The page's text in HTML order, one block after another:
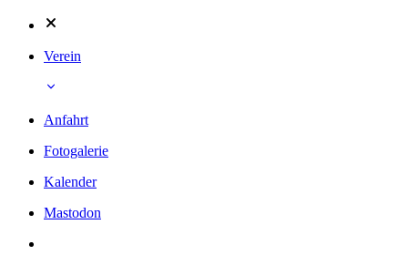
Verein
Anfahrt
Fotogalerie
Kalender
Mastodon